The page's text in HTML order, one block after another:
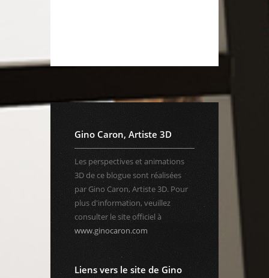
Gino Caron, Artiste 3D
Les perspectives et animations
3D de ce blogue sont réalisées
par Gino Caron, Artiste 3D. Pour
plus d'information, veuillez
consulter le site officiel à
www.ginocaron.com
Liens vers le site de Gino